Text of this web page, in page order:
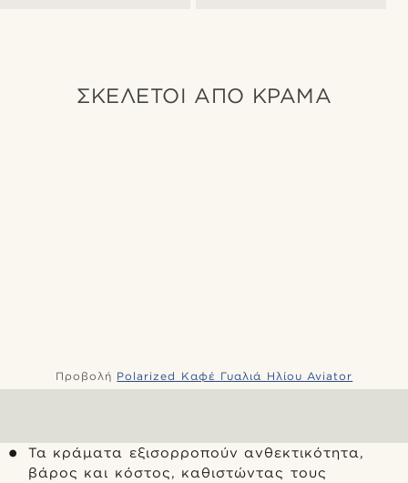
ΣΚΕΛΕΤΟΊ ΑΠΌ ΚΡΆΜΑ
Προβολή Polarized Καφέ Γυαλιά Ηλίου Aviator
Τα κράματα εξισορροπούν ανθεκτικότητα,
βάρος και κόστος, καθιστώντας τους